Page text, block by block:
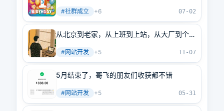
#社群成立 +6 07-02
从北京到老家，从上班到上站，从大厂到个体
#网站开发 +5 11-07
5月结束了，哥飞的朋友们收获都不错
#网站开发 +5 05-31